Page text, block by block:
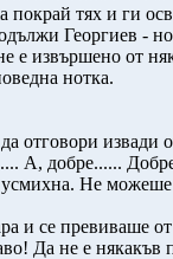
тях и ги
Георгиев -
е извършено от
нотка.
отговори извади
А, добре......
Не
и се превиваше от
Да не е